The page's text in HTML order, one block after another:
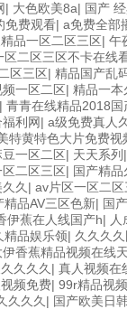
| 大色欧美8a| 国产
免费观看| a免费全部
品一区二区三区| 午
区二区三区不卡在线
区三区| 精品国产乱
一区二区| 精品一本
| 青青在线精品2018国
利网| a级免费真人
特黄特色大片免费视
豆一区二区| 天天系列
二区三区| 国产精
久 | av片区一区二区
精品AV三区色新| 国
伊蕉在人线国产h|
精品娱乐领| 久久久
伊香蕉精品视频在线
久久久 | 真人视频在
频免费| 99r精品视
久久久 | 国产欧美日